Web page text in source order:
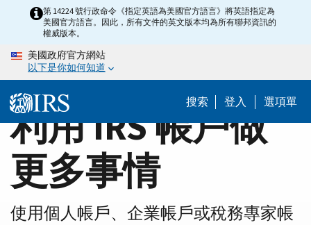
content
Home第 14224 號行政命令《指定英語為美國官方語言》將英語指定為
美國官方語言。因此，所有文件的英文版本均為所有聯邦資訊的
權威版本。
美國政府官方網站
以下是你如何知道
搜索 登入 選項單
利用 IRS 帳戶做
更多事情
使用個人帳戶、企業帳戶或稅務專家帳